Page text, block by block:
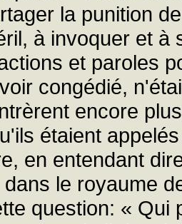
la punition
à invoquer et
et paroles
congédié,
encore
étaient
en entendant
le royaume
question: « Qui